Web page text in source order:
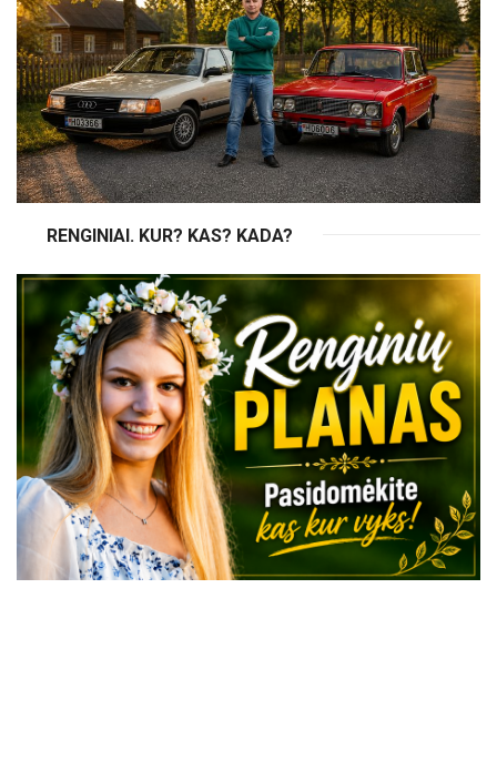
RENGINIAI. KUR? KAS? KADA?